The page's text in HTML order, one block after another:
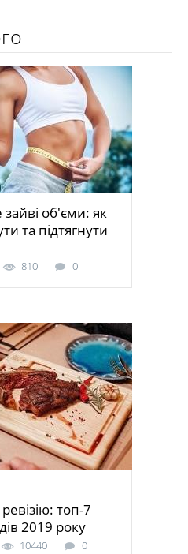
об'єми: як
та підтягнути
810 0
топ-7
2019 року
10440 0